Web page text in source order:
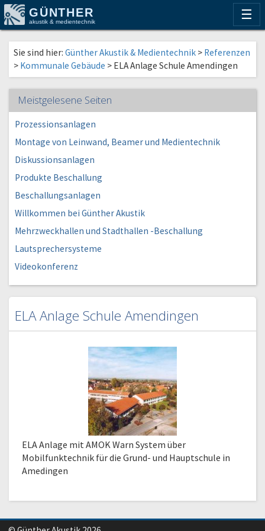
GÜNTHER
akustik & medientechnik ☰
Sie sind hier: Günther Akustik & Medientechnik > Referenzen
> Kommunale Gebäude > ELA Anlage Schule Amendingen
Meistgelesene Seiten
Prozessionsanlagen
Montage von Leinwand, Beamer und Medientechnik
Diskussionsanlagen
Produkte Beschallung
Beschallungsanlagen
Willkommen bei Günther Akustik
Mehrzweckhallen und Stadthallen -Beschallung
Lautsprechersysteme
Videokonferenz
ELA Anlage Schule Amendingen
ELA Anlage mit AMOK Warn System über
Mobilfunktechnik für die Grund- und Hauptschule in
Amedingen